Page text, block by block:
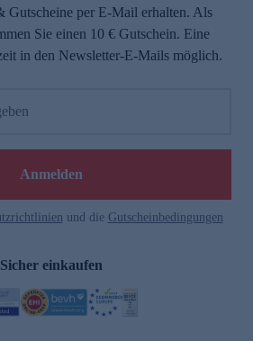
Gutscheine per E-Mail erhalten. Als
Sie einen 10 € Gutschein. Eine
in den Newsletter-E-Mails möglich.
Anmelden
und die Gutscheinbedingungen
Sicher einkaufen